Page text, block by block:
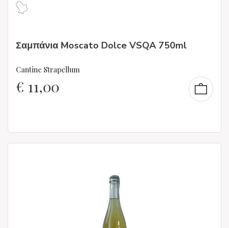
Σαμπάνια Moscato Dolce VSQA 750ml
Cantine Strapellum
€ 11,00